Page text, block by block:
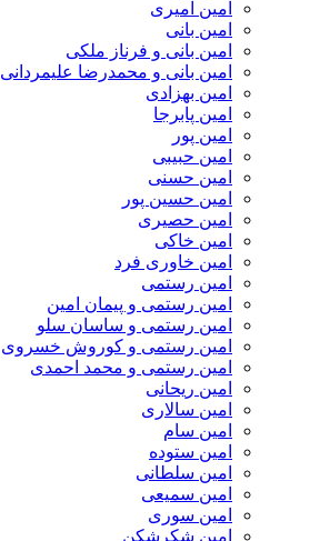
امین امیری
امین بانی
امین بانی و فرناز ملکی
امین بانی و محمدرضا علیمردانی
امین بهزادی
امین پابرجا
امین پور
امین حبیبی
امین حسنی
امین حسین پور
امین حصیری
امین خاکی
امین خاوری فرد
امین رستمی
امین رستمی و پیمان امین
امین رستمی و ساسان سلو
امین رستمی و کوروش خسروی
امین رستمی و محمد احمدی
امین ریحانی
امین سالاری
امین سام
امین ستوده
امین سلطانی
امین سمیعی
امین سوری
امین شکرشکن